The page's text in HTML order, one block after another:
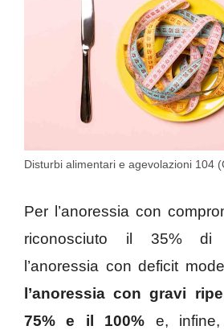
Disturbi alimentari e agevolazioni 104
Per l’anoressia con
riconosciuto il 35% di
l’anoressia con deficit
l’anoressia con gravi
75% e il 100% e,